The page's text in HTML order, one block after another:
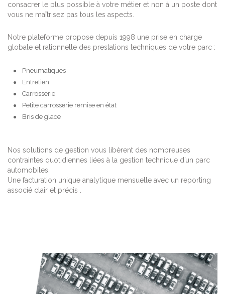
consacrer le plus possible à votre métier et non à un poste dont
vous ne maîtrisez pas tous les aspects.
Notre plateforme propose depuis 1998 une prise en charge
globale et rationnelle des prestations techniques de votre parc :
Pneumatiques
Entretien
Carrosserie
Petite carrosserie remise en état
Bris de glace
Nos solutions de gestion vous libèrent des nombreuses
contraintes quotidiennes liées à la gestion technique d’un parc
automobiles.
Une facturation unique analytique mensuelle avec un reporting
associé clair et précis .